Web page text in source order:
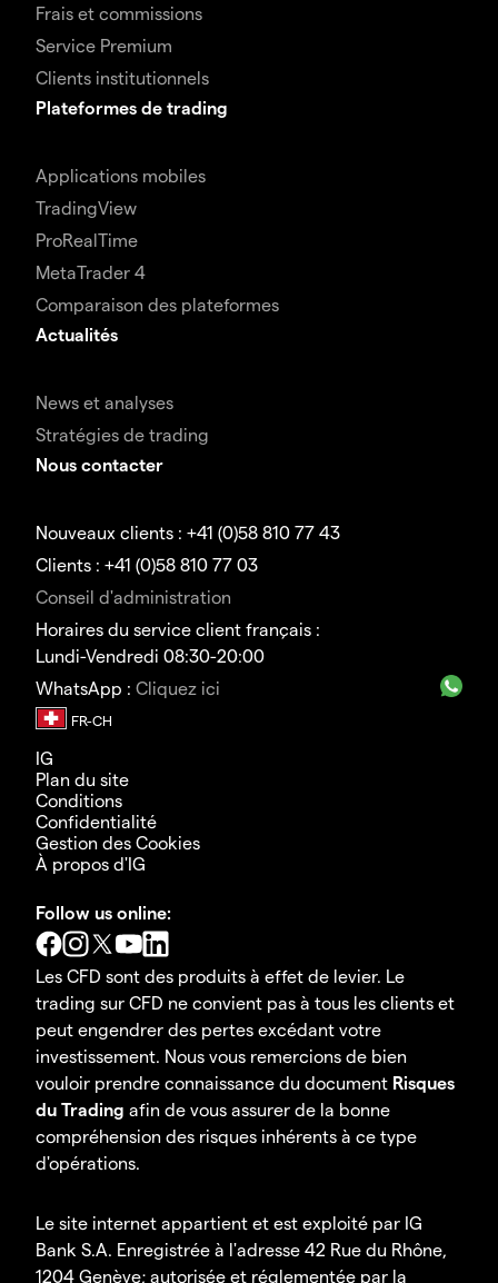
Frais et commissions
Service Premium
Clients institutionnels
Plateformes de trading
Applications mobiles
TradingView
ProRealTime
MetaTrader 4
Comparaison des plateformes
Actualités
News et analyses
Stratégies de trading
Nous contacter
Nouveaux clients : +41 (0)58 810 77 43
Clients : +41 (0)58 810 77 03
Conseil d'administration
Horaires du service client français :
Lundi-Vendredi 08:30-20:00
WhatsApp : Cliquez ici
IG
Plan du site
Conditions
Confidentialité
Gestion des Cookies
À propos d'IG
Follow us online:
Les CFD sont des produits à effet de levier. Le
trading sur CFD ne convient pas à tous les clients et
peut engendrer des pertes excédant votre
investissement. Nous vous remercions de bien
vouloir prendre connaissance du document Risques
du Trading afin de vous assurer de la bonne
compréhension des risques inhérents à ce type
d'opérations.
Le site internet appartient et est exploité par IG
Bank S.A. Enregistrée à l'adresse 42 Rue du Rhône,
1204 Genève; autorisée et réglementée par la